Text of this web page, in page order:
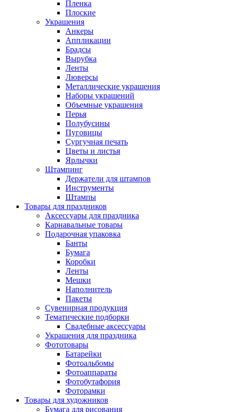
Пленка
Плоские
Украшения
Анкеры
Аппликации
Брадсы
Вырубка
Ленты
Люверсы
Металлические украшения
Наборы украшений
Объемные украшения
Перья
Полубусины
Пуговицы
Сургучная печать
Цветы и листья
Ярлычки
Штампинг
Держатели для штампов
Инструменты
Штампы
Товары для праздников
Аксессуары для праздника
Карнавальные товары
Подарочная упаковка
Банты
Бумага
Коробки
Ленты
Мешки
Наполнитель
Пакеты
Сувенирная продукция
Тематические подборки
Свадебные аксессуары
Украшения для праздника
Фототовары
Батарейки
Фотоальбомы
Фотоаппараты
Фотобутафория
Фоторамки
Товары для художников
Бумага для рисования